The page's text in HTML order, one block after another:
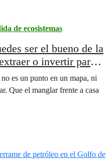
de ecosistemas
ser el bueno de la
o invertir para
es un punto en un mapa, ni
Que el manglar frente a casa